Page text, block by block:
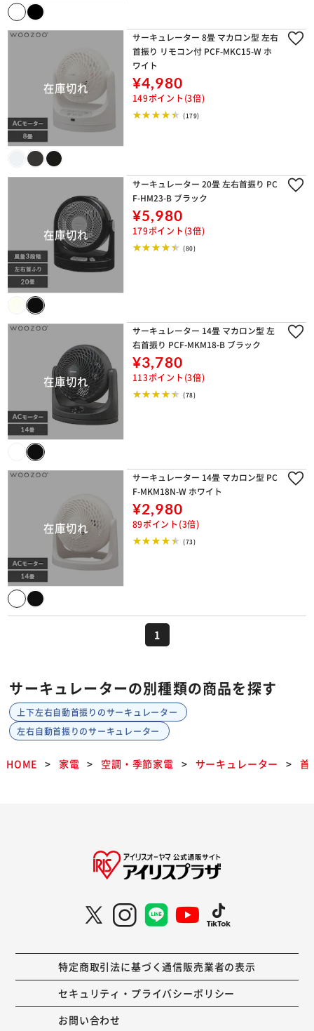
サーキュレーター 8畳 マカロン型 左右
首振り リモコン付 PCF-MKC15-W ホ
ワイト
¥4,980
149ポイント(3倍)
(179)
サーキュレーター 20畳 左右首振り PC
F-HM23-B ブラック
¥5,980
179ポイント(3倍)
(80)
サーキュレーター 14畳 マカロン型 左
右首振り PCF-MKM18-B ブラック
¥3,780
113ポイント(3倍)
(78)
サーキュレーター 14畳 マカロン型 PC
F-MKM18N-W ホワイト
¥2,980
89ポイント(3倍)
(73)
1
サーキュレーターの別種類の商品を探す
上下左右自動首振りのサーキュレーター
左右自動首振りのサーキュレーター
HOME 家電 空調・季節家電 サーキュレーター 首
特定商取引法に基づく通信販売業者の表示
セキュリティ・プライバシーポリシー
お問い合わせ